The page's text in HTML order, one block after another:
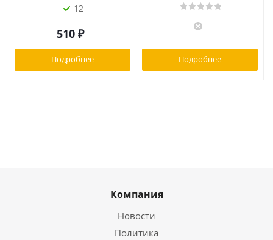
12
510 ₽
Подробнее Подробнее
Компания
Новости
Политика